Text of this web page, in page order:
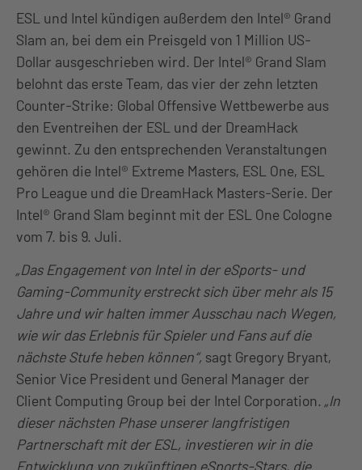
ESL und Intel kündigen außerdem den Intel® Grand
Slam an, bei dem ein Preisgeld von 1 Million US-
Dollar ausgeschrieben wird. Der Intel® Grand Slam
belohnt das erste Team, das vier der zehn letzten
Counter-Strike: Global Offensive Wettbewerbe aus
den Eventreihen der ESL und der DreamHack
gewinnt. Zu den entsprechenden Veranstaltungen
gehören die Intel® Extreme Masters, ESL One, ESL
Pro League und die DreamHack Masters-Serie. Der
Intel® Grand Slam beginnt mit der ESL One Cologne
vom 7. bis 9. Juli.
„Das Engagement von Intel in der eSports- und
Gaming-Community erstreckt sich über mehr als 15
Jahre und wir halten immer Ausschau nach Wegen,
wie wir das Erlebnis für Spieler und Fans auf die
nächste Stufe heben können“, sagt Gregory Bryant,
Senior Vice President und General Manager der
Client Computing Group bei der Intel Corporation. „In
dieser nächsten Phase unserer langfristigen
Partnerschaft mit der ESL, investieren wir in die
Entwicklung von zukünftigen eSports-Stars, die